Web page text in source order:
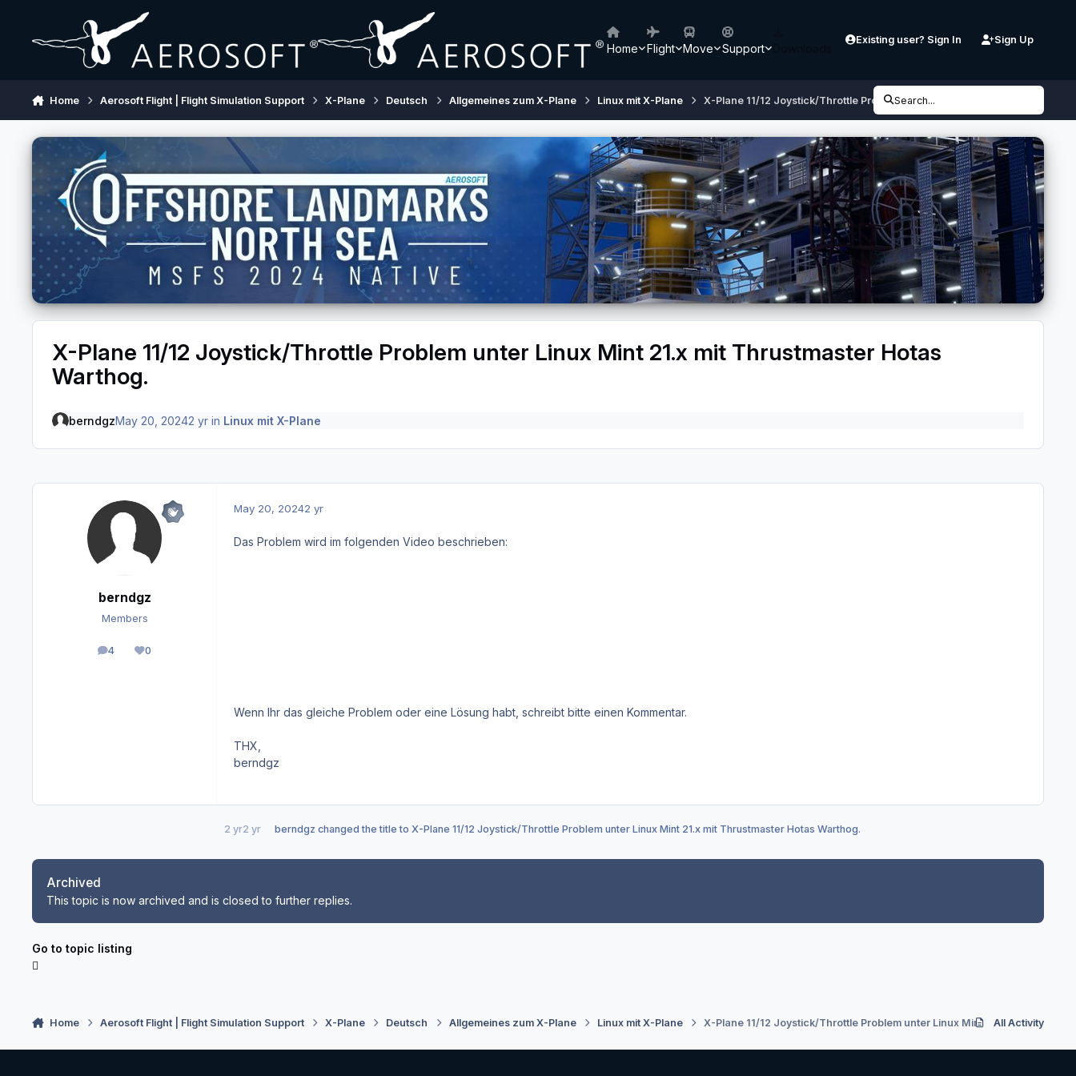
Home Flight Move Support
Existing user? Sign In Sign Up
Home Aerosoft Flight | Flight Simulation Support X-Plane Deutsch Allgemeines zum X-Plane Linux mit X-Plane X-Plane 11/12 Joystick/Throttle Problem unter Linux Mint 21.x mit
Search...
X-Plane 11/12 Joystick/Throttle Problem unter Linux Mint 21.x mit Thrustmaster Hotas
Warthog.
berndgzMay 20, 20242 yrin Linux mit X-Plane
berndgz
Members
4
posts 0
Reputation
May 20, 20242 yr
Das Problem wird im folgenden Video beschrieben:
Wenn Ihr das gleiche Problem oder eine Lösung habt, schreibt bitte einen Kommentar.
THX,
berndgz
2 yr2 yr berndgz changed the title to X-Plane 11/12 Joystick/Throttle Problem unter Linux Mint 21.x mit Thrustmaster Hotas Warthog.
Archived
This topic is now archived and is closed to further replies.
Go to topic listing
Home Aerosoft Flight | Flight Simulation Support X-Plane Deutsch Allgemeines zum X-Plane Linux mit X-Plane X-Plane 11/12 Joystick/Throttle Problem unter Linux Mint 21.x mit
All Activity